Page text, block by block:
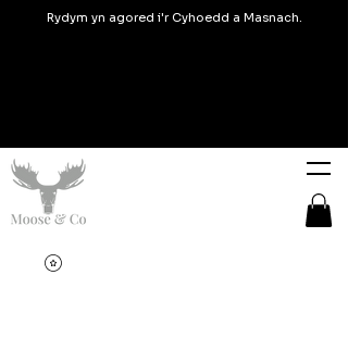
Rydym yn agored i'r Cyhoedd a Masnach.